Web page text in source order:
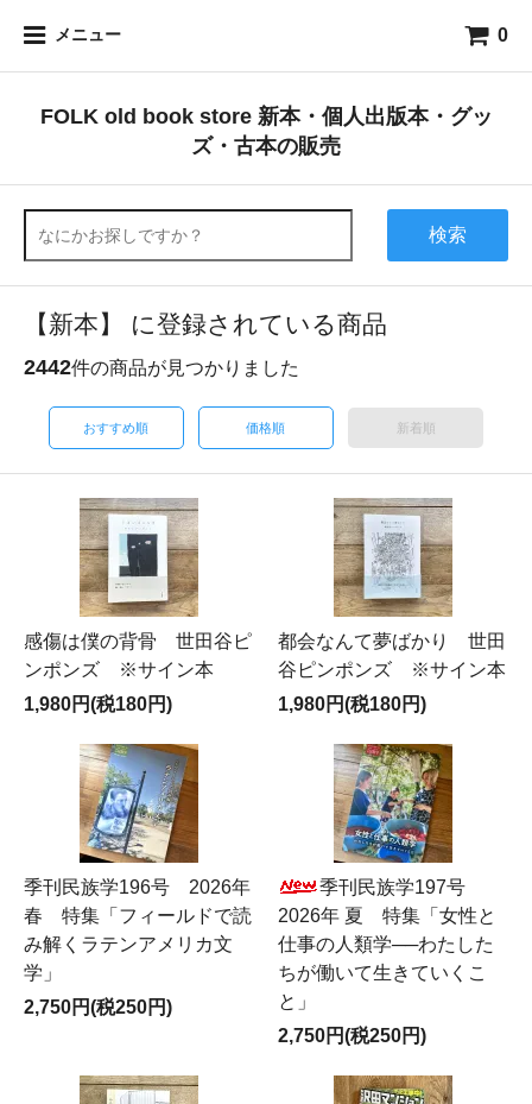
メニュー 0
FOLK old book store 新本・個人出版本・グッ
ズ・古本の販売
検索
【新本】 に登録されている商品
2442件の商品が見つかりました
おすすめ順 価格順 新着順
感傷は僕の背骨 世田谷ピ
ンポンズ ※サイン本
1,980円(税180円)
都会なんて夢ばかり 世田
谷ピンポンズ ※サイン本
1,980円(税180円)
季刊民族学196号 2026年
春 特集「フィールドで読
み解くラテンアメリカ文
学」
2,750円(税250円)
季刊民族学197号
2026年 夏 特集「女性と
仕事の人類学──わたした
ちが働いて生きていくこ
と」
2,750円(税250円)